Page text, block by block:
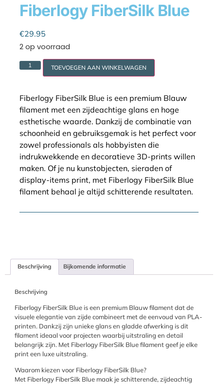
Fiberlogy FiberSilk Blue
€29.95
2 op voorraad
TOEVOEGEN AAN WINKELWAGEN
Fiberlogy FiberSilk Blue is een premium Blauw
filament met een zijdeachtige glans en hoge
esthetische waarde. Dankzij de combinatie van
schoonheid en gebruiksgemak is het perfect voor
zowel professionals als hobbyisten die
indrukwekkende en decoratieve 3D-prints willen
maken. Of je nu kunstobjecten, sieraden of
display-items print, met Fiberlogy FiberSilk Blue
filament behaal je altijd schitterende resultaten.
Beschrijving Bijkomende informatie
Beschrijving
Fiberlogy FiberSilk Blue is een premium Blauw filament dat de
visuele elegantie van zijde combineert met de eenvoud van PLA-
printen. Dankzij zijn unieke glans en gladde afwerking is dit
filament ideaal voor projecten waarbij uitstraling en detail
belangrijk zijn. Met Fiberlogy FiberSilk Blue filament geef je elke
print een luxe uitstraling.
Waarom kiezen voor Fiberlogy FiberSilk Blue?
Met Fiberlogy FiberSilk Blue maak je schitterende, zijdeachtig